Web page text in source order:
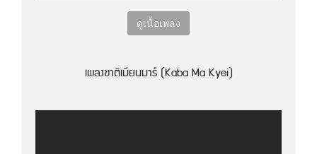
ดูเนื้อเพลง
เพลงชาติเมียนมาร์ (Kaba Ma Kyei)